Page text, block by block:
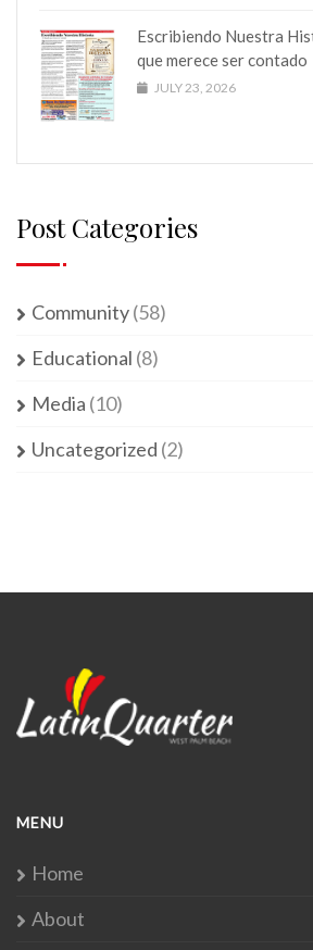
Escribiendo Nuestra
que merece ser contado
JULY 23, 2026
Post Categories
Community(58)
Educational (8)
Media (10)
Uncategorized (2)
MENU
Home
About